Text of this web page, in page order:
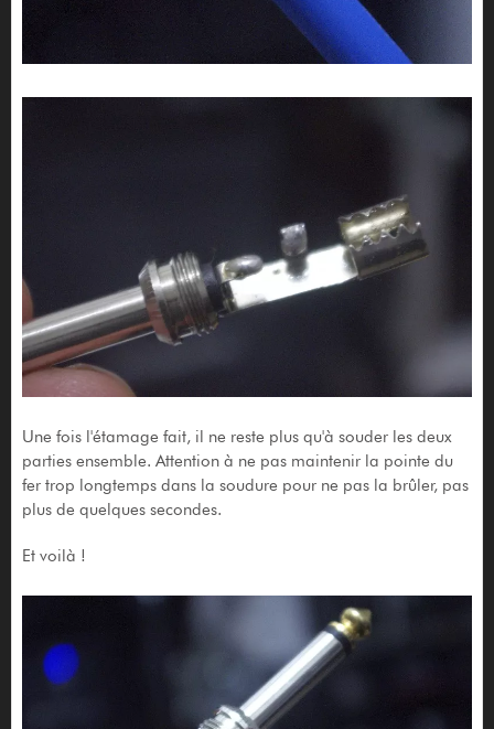
Une fois l'étamage fait, il ne reste plus qu'à souder les deux
parties ensemble. Attention à ne pas maintenir la pointe du
fer trop longtemps dans la soudure pour ne pas la brûler, pas
plus de quelques secondes.
Et voilà !